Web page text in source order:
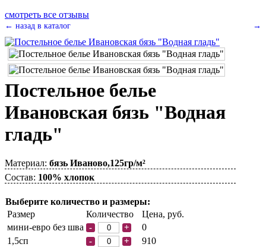
смотреть все отзывы
→
← назад в каталог
Постельное белье
Ивановская бязь "Водная
гладь"
Материал: бязь Иваново,125гр/м²
Состав: 100% хлопок
Выберите количество и размеры:
Размер
Количество
Цена, руб.
мини-евро без шва
- +
0
1,5сп
- +
910